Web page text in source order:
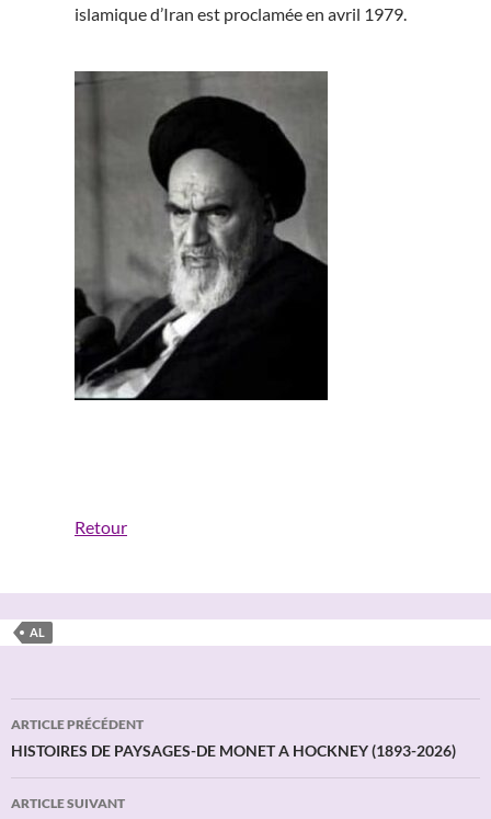
islamique d’Iran est proclamée en avril 1979.
Retour
AL
Navigation
des
articles
ARTICLE PRÉCÉDENT
HISTOIRES DE PAYSAGES-DE MONET A HOCKNEY (1893-2026)
ARTICLE SUIVANT